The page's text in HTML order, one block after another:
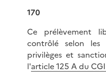
170
Ce prélèvement
contrôlé selon les
privilèges et
l'article 125 A du CGI